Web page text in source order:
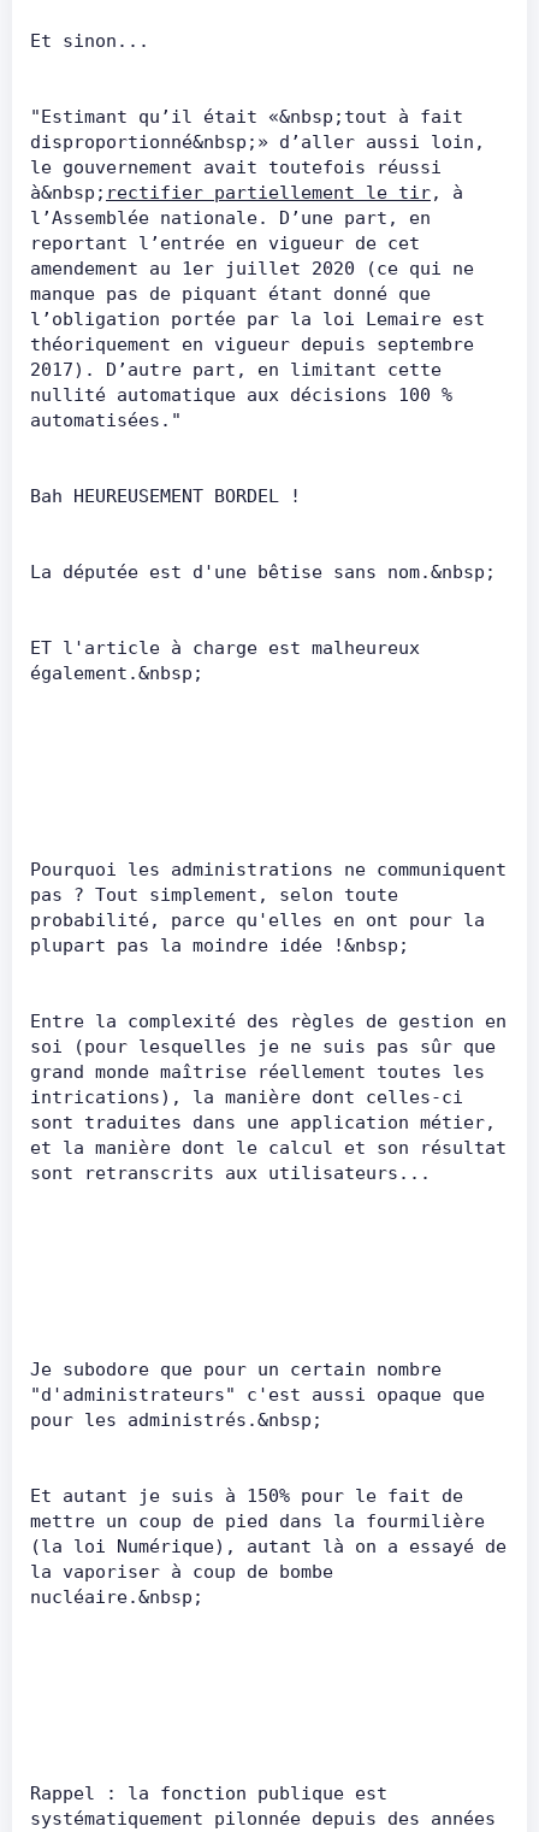
Et sinon...
"Estimant qu’il était «&nbsp;tout à fait
disproportionné&nbsp;» d’aller aussi loin,
le gouvernement avait toutefois réussi
à&nbsp; rectifier partiellement le tir, à
l’Assemblée nationale. D’une part, en
reportant l’entrée en vigueur de cet
amendement au 1er juillet 2020 (ce qui ne
manque pas de piquant étant donné que
l’obligation portée par la loi Lemaire est
théoriquement en vigueur depuis septembre
2017). D’autre part, en limitant cette
nullité automatique aux décisions 100 %
automatisées."
Bah HEUREUSEMENT BORDEL !
ET l'article à charge est malheureux
également.&nbsp;
Pourquoi les administrations ne communiquent
pas ? Tout simplement, selon toute
probabilité, parce qu'elles en ont pour la
plupart pas la moindre idée !&nbsp;
Entre la complexité des règles de gestion en
soi (pour lesquelles je ne suis pas sûr que
grand monde maîtrise réellement toutes les
intrications), la manière dont celles-ci
sont traduites dans une application métier,
et la manière dont le calcul et son résultat
sont retranscrits aux utilisateurs...
Je subodore que pour un certain nombre
"d'administrateurs" c'est aussi opaque que
pour les administrés.&nbsp;
Et autant je suis à 150% pour le fait de
mettre un coup de pied dans la fourmilière
(la loi Numérique), autant là on a essayé de
la vaporiser à coup de bombe
nucléaire.&nbsp;
Rappel : la fonction publique est
systématiquement pilonnée depuis des années